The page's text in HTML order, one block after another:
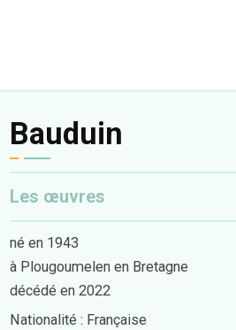
Bauduin
Les œuvres
né en 1943
à Plougoumelen en Bretagne
décédé en 2022
Nationalité : Française